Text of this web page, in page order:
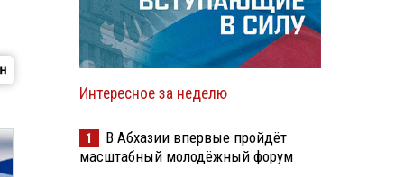
Интересное за неделю
1
В Абхазии впервые пройдёт
масштабный молодёжный форум